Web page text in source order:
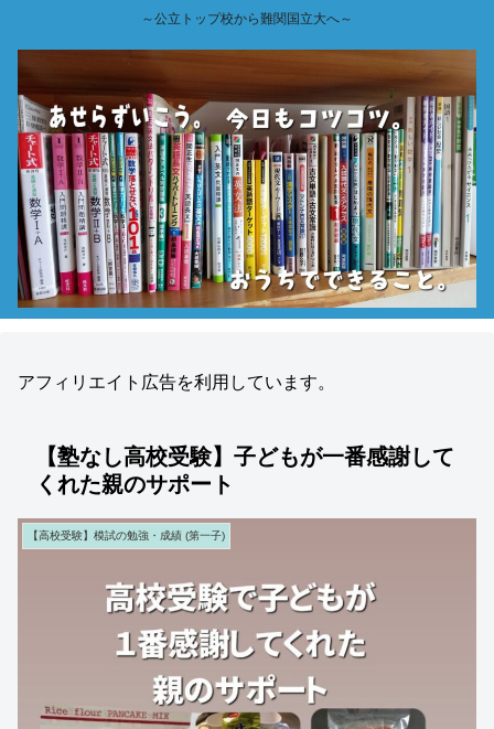
～公立トップ校から難関国立大へ～
アフィリエイト広告を利用しています。
【塾なし高校受験】子どもが一番感謝して
くれた親のサポート
【高校受験】模試の勉強・成績 (第一子)